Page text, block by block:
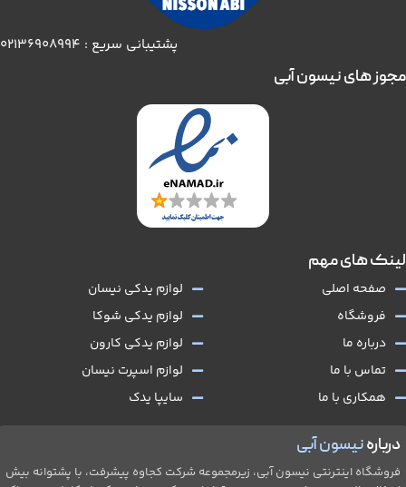
پشتیبانی سریع : 02136908994
دربارهنیسون آبی
فروشگاه اینترنتی نیسون آبی، زیرمجموعه شرکت کجاوه پیشرفت، با پشتوانه بیش
لینک های مهم
صفحه اصلی
فروشگاه
درباره ما
تماس با ما
همکاری با ما
لوازم یدکی نیسان
لوازم یدکی شوکا
لوازم یدکی کارون
لوازم اسپرت نیسان
سایپا یدک
مجوز های نیسون آبی